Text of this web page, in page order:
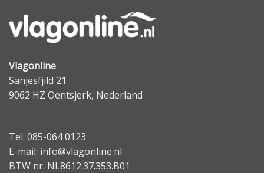
Vlagonline
Sanjesfjild 21
9062 HZ Oentsjerk, Nederland
Tel: 085-064 0123
E-mail: info@vlagonline.nl
BTW nr. NL8612.37.353.B01